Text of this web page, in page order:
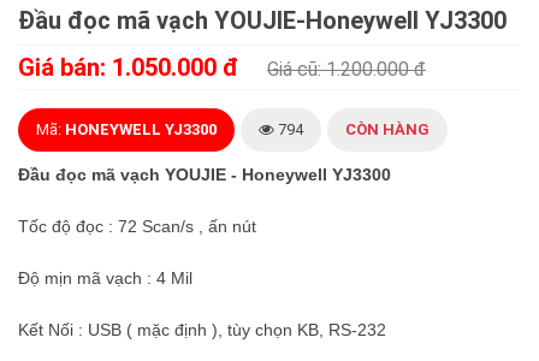
Đầu đọc mã vạch YOUJIE-Honeywell YJ3300
Giá bán: 1.050.000 đ
Giá cũ: 1.200.000 đ
Mã: HONEYWELL YJ3300 794 CÒN HÀNG
Đầu đọc mã vạch YOUJIE - Honeywell YJ3300
Tốc độ đọc : 72 Scan/s , ấn nút
Độ mịn mã vạch : 4 Mil
Kết Nối : USB ( mặc định ), tùy chọn KB, RS-232